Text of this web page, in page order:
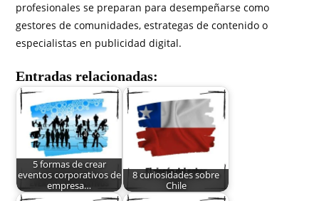
profesionales se preparan para desempeñarse como
gestores de comunidades, estrategas de contenido o
especialistas en publicidad digital.
Entradas relacionadas:
5 formas de crear
eventos corporativos de
empresa…
8 curiosidades sobre
Chile